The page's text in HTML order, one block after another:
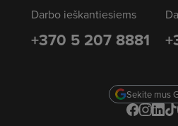
Darbo ieškantiesiems
+370 5 207 8881
Sekite mus